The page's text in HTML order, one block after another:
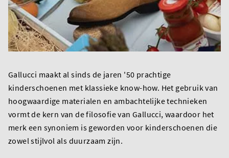
Gallucci maakt al sinds de jaren '50 prachtige
kinderschoenen met klassieke know-how. Het gebruik van
hoogwaardige materialen en ambachtelijke technieken
vormt de kern van de filosofie van Gallucci, waardoor het
merk een synoniem is geworden voor kinderschoenen die
zowel stijlvol als duurzaam zijn.